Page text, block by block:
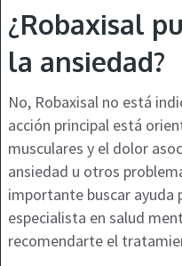
¿Robaxisal
la ansiedad?
No, Robaxisal no está
acción principal está
musculares y el dolor
ansiedad u otros
importante buscar ayuda
especialista en salud
recomendarte el